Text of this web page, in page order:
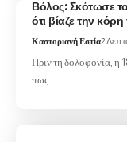
Βόλος: Σκότωσε
ότι βίαζε την
Καστοριανή Εστία2
Πριν τη δολοφονία, η
πως…